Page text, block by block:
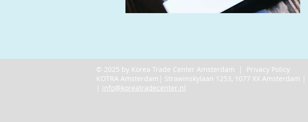
© 2025 by Korea Trade Center Amsterdam |
Privacy Policy
KOTRA Amsterdam| Strawinskylaan 1253, 1077 XX Amsterdam |
info@koreatradecenter.nl